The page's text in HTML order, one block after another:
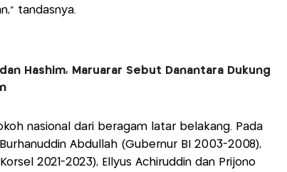
tandasnya.
Hashim, Maruarar Sebut Danantara Dukung
nasional dari beragam latar belakang. Pada
Abdullah (Gubernur BI 2003-2008),
2021-2023), Ellyus Achiruddin dan Prijono